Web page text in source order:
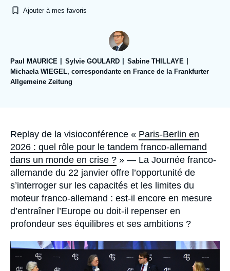
Se connecter
Ajouter à mes favoris
Paul MAURICE Sylvie GOULARD
Sabine THILLAYE
Michaela WIEGEL, correspondante en France de la Frankfurter
Allgemeine Zeitung
Accroche
Replay de la visioconférence « Paris-Berlin en
2026 : quel rôle pour le tandem franco-allemand
dans un monde en crise ? » — La Journée franco-
allemande du 22 janvier offre l’opportunité de
s’interroger sur les capacités et les limites du
moteur franco-allemand : est-il encore en mesure
d’entraîner l’Europe ou doit-il repenser en
profondeur ses équilibres et ses ambitions ?
Image
principale
médiatique